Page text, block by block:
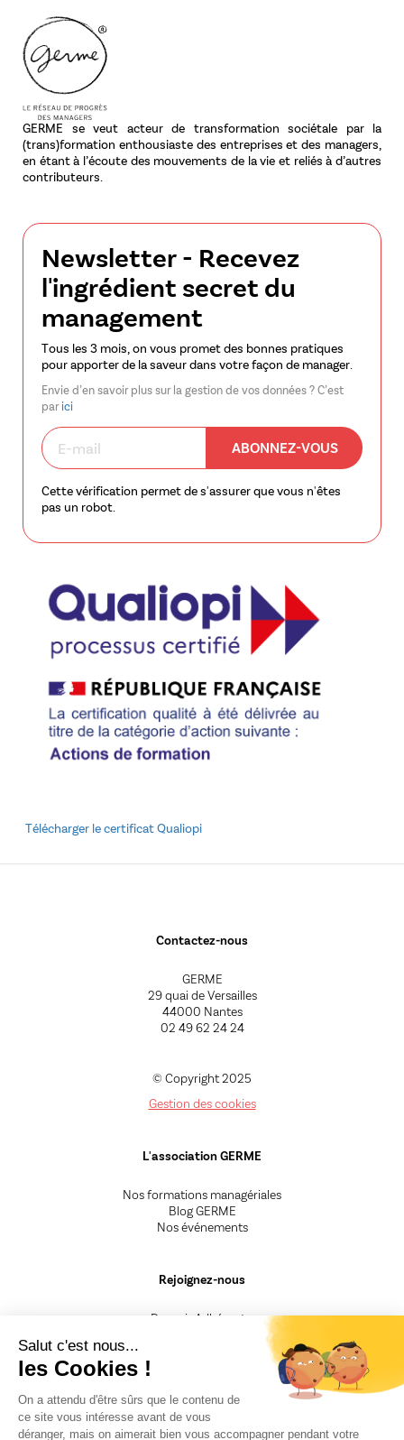
Salut c'est nous...
les Cookies !
On a attendu d'être sûrs que le contenu de
ce site vous intéresse avant de vous
déranger, mais on aimerait bien vous accompagner pendant votre
GERME se veut acteur de transformation sociétale par la
(trans)formation enthousiaste des entreprises et des managers,
en étant à l’écoute des mouvements de la vie et reliés à d’autres
contributeurs.
Newsletter - Recevez
l'ingrédient secret du
management
Tous les 3 mois, on vous promet des bonnes pratiques
pour apporter de la saveur dans votre façon de manager.
Envie d’en savoir plus sur la gestion de vos données ? C’est
parici
Cette vérification permet de s'assurer que vous n'êtes
pas un robot.
ABONNEZ-VOUS
Télécharger le certificat Qualiopi
Contactez-nous
GERME
29 quai de Versailles
44000 Nantes
02 49 62 24 24
© Copyright 2025
Gestion des cookies
L'association GERME
Nos formations managériales
Blog GERME
Nos événements
Rejoignez-nous
Devenir Adhérent.e
Besoin d'un renseignement
CGV